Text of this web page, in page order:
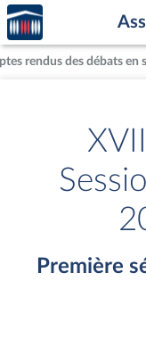
Aller au contenu
Aller en bas de la
Accèder
à la
page
d'accueil
XVII
Première